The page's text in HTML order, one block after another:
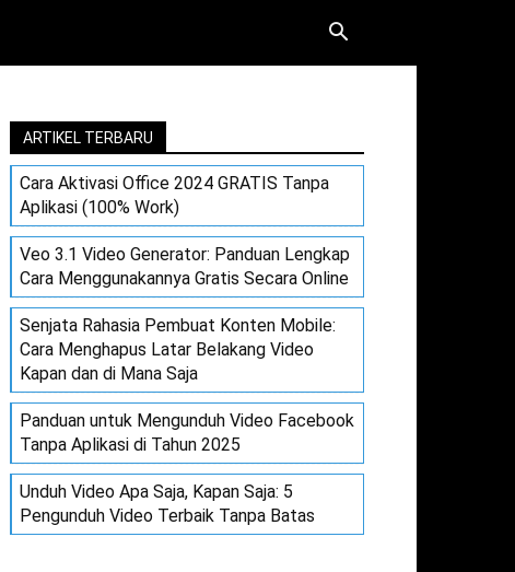
ARTIKEL TERBARU
Cara Aktivasi Office 2024 GRATIS Tanpa
Aplikasi (100% Work)
Veo 3.1 Video Generator: Panduan Lengkap
Cara Menggunakannya Gratis Secara Online
Senjata Rahasia Pembuat Konten Mobile:
Cara Menghapus Latar Belakang Video
Kapan dan di Mana Saja
Panduan untuk Mengunduh Video Facebook
Tanpa Aplikasi di Tahun 2025
Unduh Video Apa Saja, Kapan Saja: 5
Pengunduh Video Terbaik Tanpa Batas